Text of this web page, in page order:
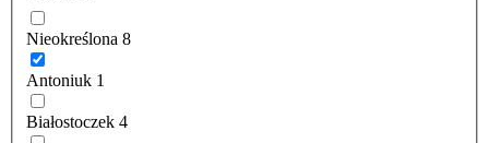
Nieokreślona 8
Antoniuk 1
Białostoczek 4